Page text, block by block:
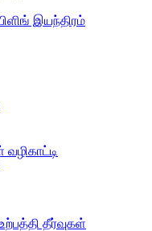
இயந்திரம்
தீர்வுகள்